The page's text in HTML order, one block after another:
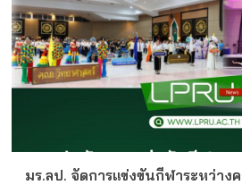
มร.ลป. จัดการแข่งขันกีฬาระหว่า